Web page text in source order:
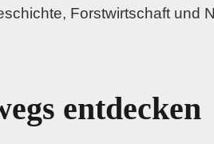
Forstwirtschaft und
entdecken